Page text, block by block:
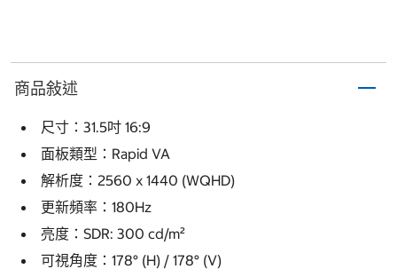
商品敍述
尺寸：31.5吋 16:9
面板類型：Rapid VA
解析度：2560 x 1440 (WQHD)
更新頻率：180Hz
亮度：SDR: 300 cd/m²
可視角度：178° (H) / 178° (V)